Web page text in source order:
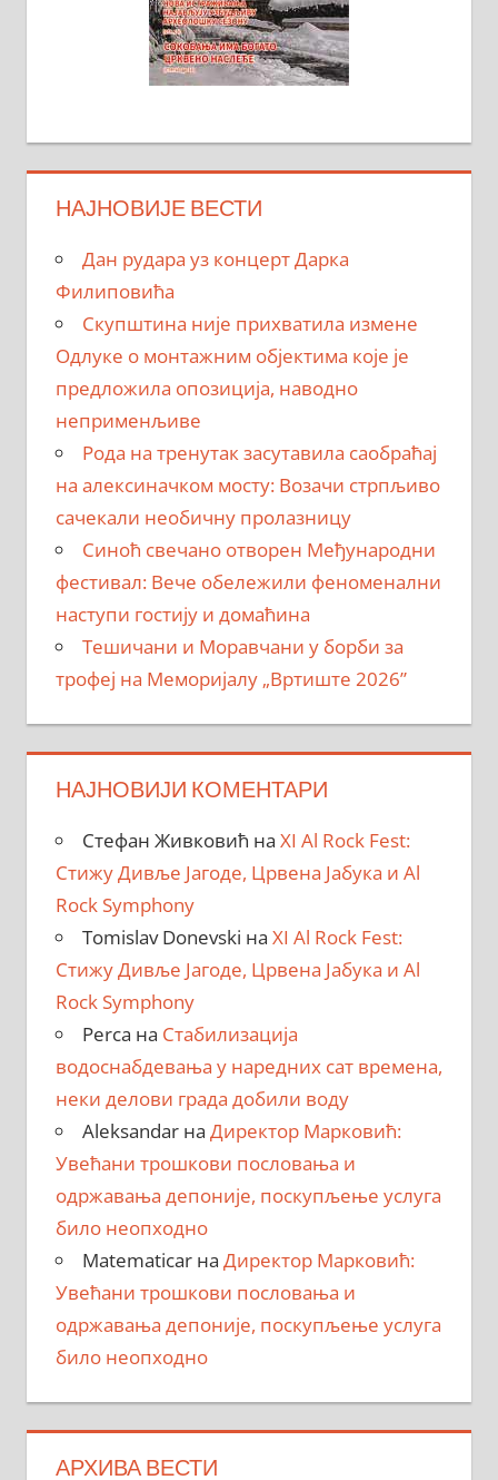
НАЈНОВИЈЕ ВЕСТИ
Дан рудара уз концерт Дарка
Филиповића
Скупштина није прихватила измене
Одлуке о монтажним објектима које је
предложила опозиција, наводно
неприменљиве
Рода на тренутак засутавила саобраћај
на алексиначком мосту: Возачи стрпљиво
сачекали необичну пролазницу
Синоћ свечано отворен Међународни
фестивал: Вече обележили феноменални
наступи гостију и домаћина
Тешичани и Моравчани у борби за
трофеј на Меморијалу „Вртиште 2026”
НАЈНОВИЈИ КОМЕНТАРИ
Стефан Живковић на XI Al Rock Fest:
Стижу Дивље Јагоде, Црвена Јабука и Al
Rock Symphony
Tomislav Donevski на XI Al Rock Fest:
Стижу Дивље Јагоде, Црвена Јабука и Al
Rock Symphony
Perca на Стабилизација
водоснабдевања у наредних сат времена,
неки делови града добили воду
Aleksandarна Директор Марковић:
Увећани трошкови пословања и
одржавања депоније, поскупљење услуга
било неопходно
Matematicarна Директор Марковић:
Увећани трошкови пословања и
одржавања депоније, поскупљење услуга
било неопходно
АРХИВА ВЕСТИ